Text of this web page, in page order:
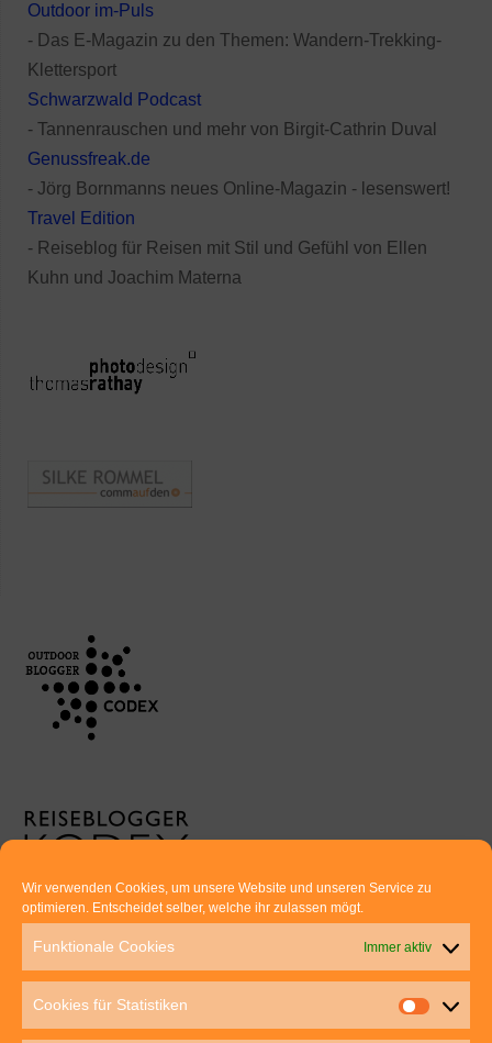
Wir verwenden Cookies, um unsere Website und unseren Service zu
optimieren. Entscheidet selber, welche ihr zulassen mögt.
Funktionale Cookies Immer aktiv
Cookies für Statistiken
Outdoor im-Puls
- Das E-Magazin zu den Themen: Wandern-Trekking-
Klettersport
Schwarzwald Podcast
- Tannenrauschen und mehr von Birgit-Cathrin Duval
Genussfreak.de
- Jörg Bornmanns neues Online-Magazin - lesenswert!
Travel Edition
- Reiseblog für Reisen mit Stil und Gefühl von Ellen
Kuhn und Joachim Materna
Euer direkter Draht zu uns:
Thomas Rathay und Silke Rommel
70563 Stuttgart